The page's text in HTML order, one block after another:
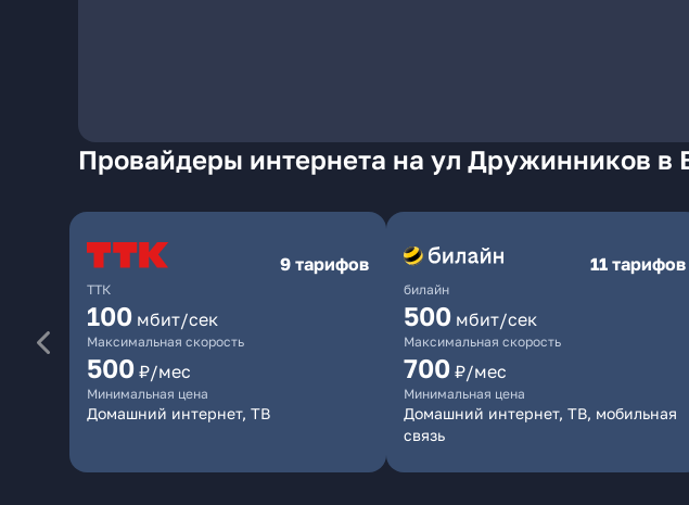
Провайдеры интернета на ул Дружинников в
ТТК
9 тарифов
100 мбит/сек
Максимальная скорость
500 ₽/мес
Минимальная цена
Домашний интернет, ТВ
билайн
11 тарифов
500 мбит/сек
Максимальная скорость
700 ₽/мес
Минимальная цена
Домашний интернет, ТВ, мобильная
связь